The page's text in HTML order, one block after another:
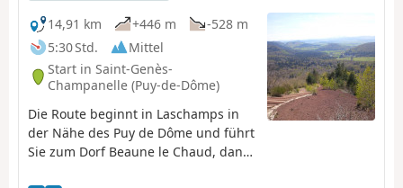
14,91 km
+446 m
-528 m
5:30 Std.
Mittel
Start in Saint-Genès-
Champanelle (Puy-de-Dôme)
Die Route beginnt in Laschamps in
der Nähe des Puy de Dôme und führt
Sie zum Dorf Beaune le Chaud, dann